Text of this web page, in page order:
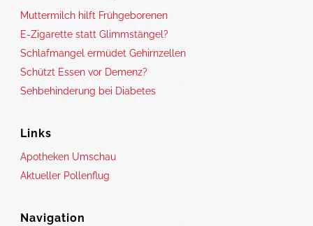
Muttermilch hilft Frühgeborenen
E-Zigarette statt Glimmstängel?
Schlafmangel ermüdet Gehirnzellen
Schützt Essen vor Demenz?
Sehbehinderung bei Diabetes
Links
Apotheken Umschau
Aktueller Pollenflug
Navigation